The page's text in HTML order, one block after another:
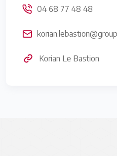
04 68 77 48 48
Korian Le Bastion